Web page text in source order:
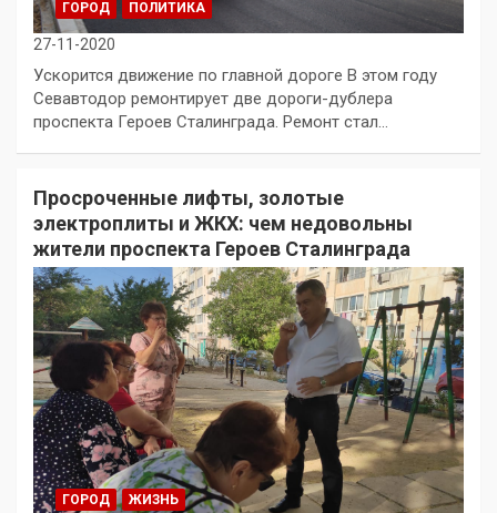
ГОРОД ПОЛИТИКА
27-11-2020
Ускорится движение по главной дороге В этом году
Севавтодор ремонтирует две дороги-дублера
проспекта Героев Сталинграда. Ремонт стал…
Просроченные лифты, золотые
электроплиты и ЖКХ: чем недовольны
жители проспекта Героев Сталинграда
ГОРОД ЖИЗНЬ